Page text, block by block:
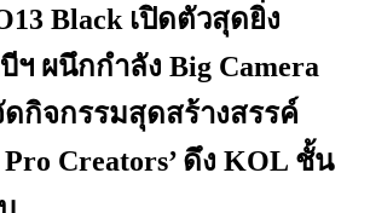
Black เปิดตัวสุดยิ่ง
ผนึกกำลัง Big Camera
ดกิจกรรมสุดสร้างสรรค์
Creators’ ดึง KOL ชั้น